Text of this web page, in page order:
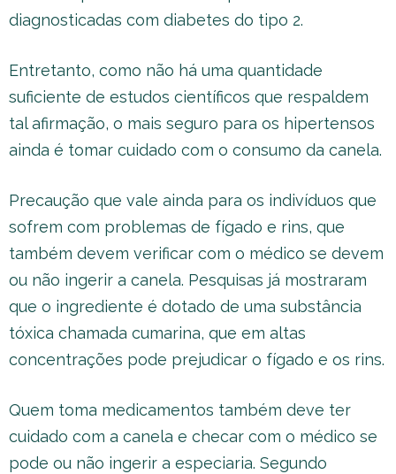
diagnosticadas com diabetes do tipo 2.
Entretanto, como não há uma quantidade
suficiente de estudos científicos que respaldem
tal afirmação, o mais seguro para os hipertensos
ainda é tomar cuidado com o consumo da canela.
Precaução que vale ainda para os indivíduos que
sofrem com problemas de fígado e rins, que
também devem verificar com o médico se devem
ou não ingerir a canela. Pesquisas já mostraram
que o ingrediente é dotado de uma substância
tóxica chamada cumarina, que em altas
concentrações pode prejudicar o fígado e os rins.
Quem toma medicamentos também deve ter
cuidado com a canela e checar com o médico se
pode ou não ingerir a especiaria. Segundo